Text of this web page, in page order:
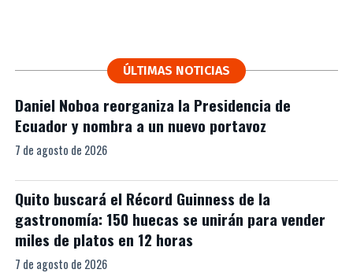
ÚLTIMAS NOTICIAS
Daniel Noboa reorganiza la Presidencia de
Ecuador y nombra a un nuevo portavoz
7 de agosto de 2026
Quito buscará el Récord Guinness de la
gastronomía: 150 huecas se unirán para vender
miles de platos en 12 horas
7 de agosto de 2026